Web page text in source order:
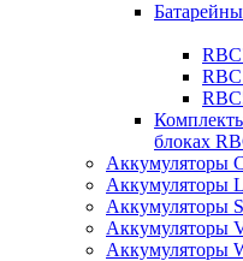
блоках
Аккумуляторы
Аккумуляторы
Аккумуляторы
Аккумуляторы
Аккумуляторы